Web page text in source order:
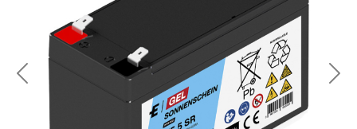
Previous